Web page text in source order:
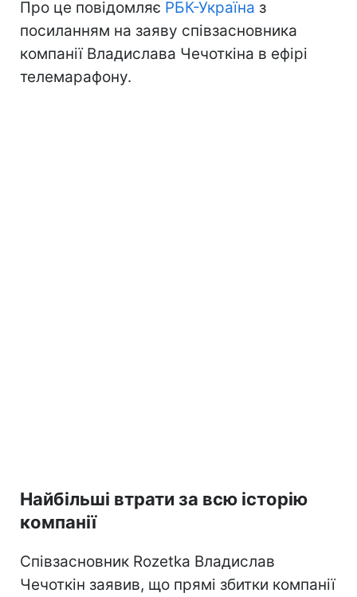
Про це повідомляє РБК-Україна з
посиланням на заяву співзасновника
компанії Владислава Чечоткіна в ефірі
телемарафону.
Найбільші втрати за всю історію
компанії
Співзасновник Rozetka Владислав
Чечоткін заявив, що прямі збитки компанії